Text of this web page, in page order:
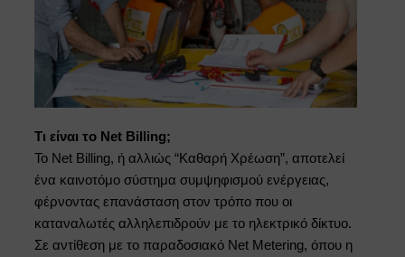
Τι είναι το Net Billing;
Το Net Billing, ή αλλιώς “Καθαρή Χρέωση”, αποτελεί
ένα καινοτόμο σύστημα συμψηφισμού ενέργειας,
φέρνοντας επανάσταση στον τρόπο που οι
καταναλωτές αλληλεπιδρούν με το ηλεκτρικό δίκτυο.
Σε αντίθεση με το παραδοσιακό Net Metering, όπου η